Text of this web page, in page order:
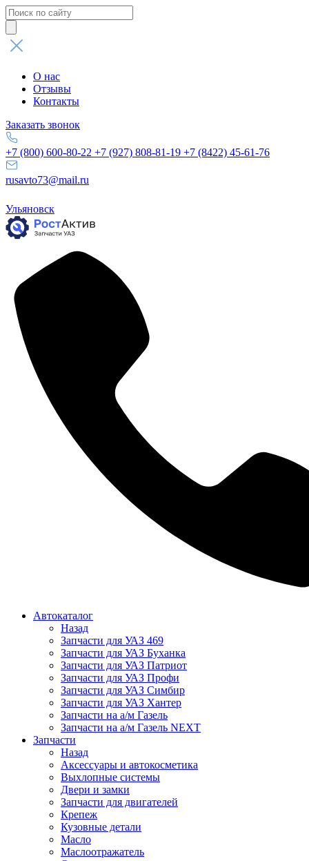
Поиск
товаров
О нас
Отзывы
Контакты
Заказать звонок
+7 (800) 600-80-22 +7 (927) 808-81-19 +7 (8422) 45-61-76
rusavto73@mail.ru
Ульяновск
Автокаталог
Назад
Запчасти для УАЗ 469
Запчасти для УАЗ Буханка
Запчасти для УАЗ Патриот
Запчасти для УАЗ Профи
Запчасти для УАЗ Симбир
Запчасти для УАЗ Хантер
Запчасти на а/м Газель
Запчасти на а/м Газель NEXT
Запчасти
Назад
Аксессуары и автокосметика
Выхлопные системы
Двери и замки
Запчасти для двигателей
Крепеж
Кузовные детали
Масло
Маслоотражатель